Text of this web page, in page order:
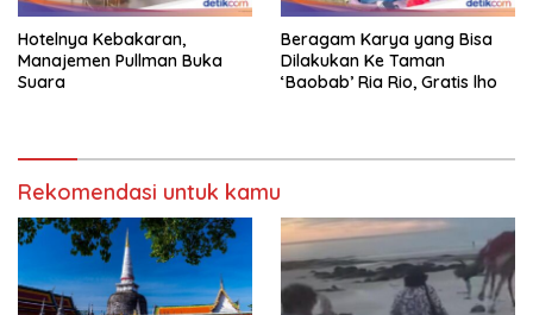
Hotelnya Kebakaran,
Manajemen Pullman Buka
Suara
Beragam Karya yang Bisa
Dilakukan Ke Taman
‘Baobab’ Ria Rio, Gratis lho
Rekomendasi untuk kamu